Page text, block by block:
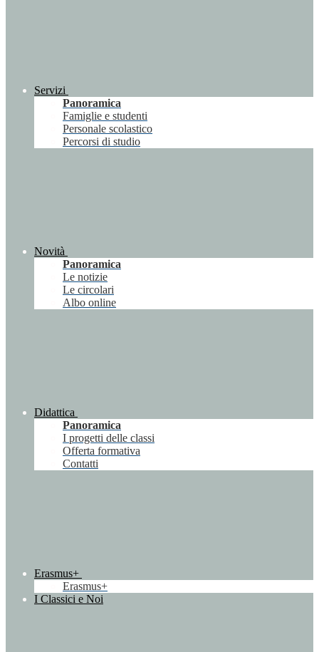
Servizi
Panoramica
Famiglie e studenti
Personale scolastico
Percorsi di studio
Novità
Panoramica
Le notizie
Le circolari
Albo online
Didattica
Panoramica
I progetti delle classi
Offerta formativa
Contatti
Erasmus+
Erasmus+
I Classici e Noi